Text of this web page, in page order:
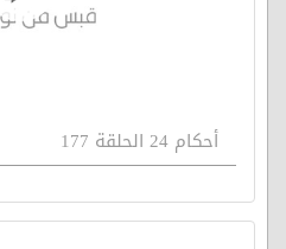
أحكام 24 الحلقة 177